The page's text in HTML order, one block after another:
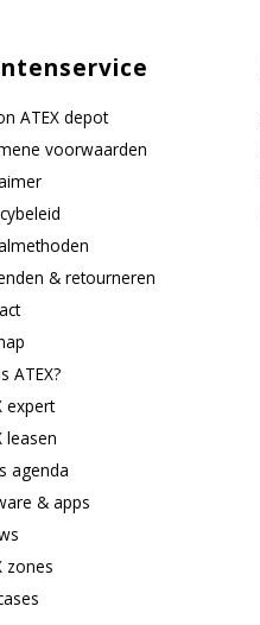
ATEX depot
voorwaarden
& retourneren
ATEX?
expert
leasen
agenda
& apps
zones